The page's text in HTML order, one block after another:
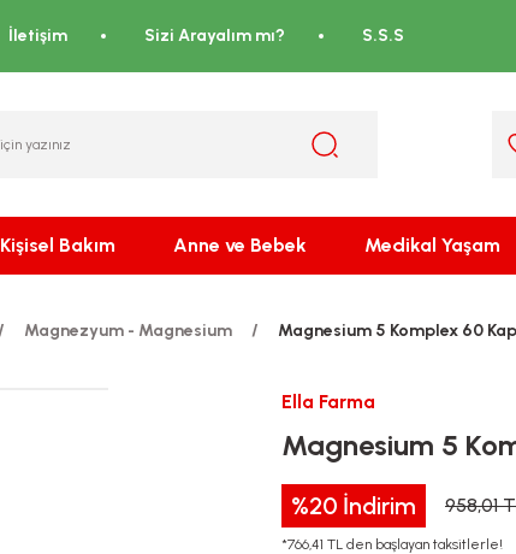
İletişim Sizi Arayalım mı? S.S.S
Kişisel Bakım Anne ve Bebek Medikal Yaşam
Magnezyum - Magnesium Magnesium 5 Komplex 60
Ella Farma
Magnesium 5
%20 İndirim 958,01
*766,41 TL den başlayan taksitlerle!